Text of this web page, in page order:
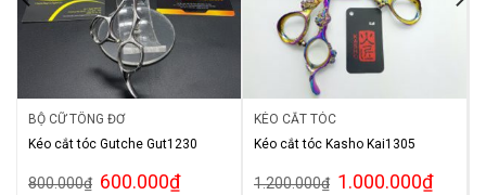
BỘ CỮ TÔNG ĐƠ
Kéo cắt tóc Gutche Gut1230
800.000₫ 600.000₫
KÉO CẮT TÓC
Kéo cắt tóc Kasho Kai1305
1.200.000₫ 1.000.000₫